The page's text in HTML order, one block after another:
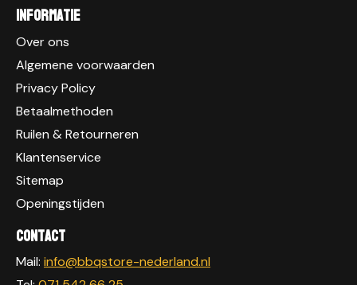
Informatie
Over ons
Algemene voorwaarden
Privacy Policy
Betaalmethoden
Ruilen & Retourneren
Klantenservice
Sitemap
Openingstijden
Contact
Mail: info@bbqstore-nederland.nl